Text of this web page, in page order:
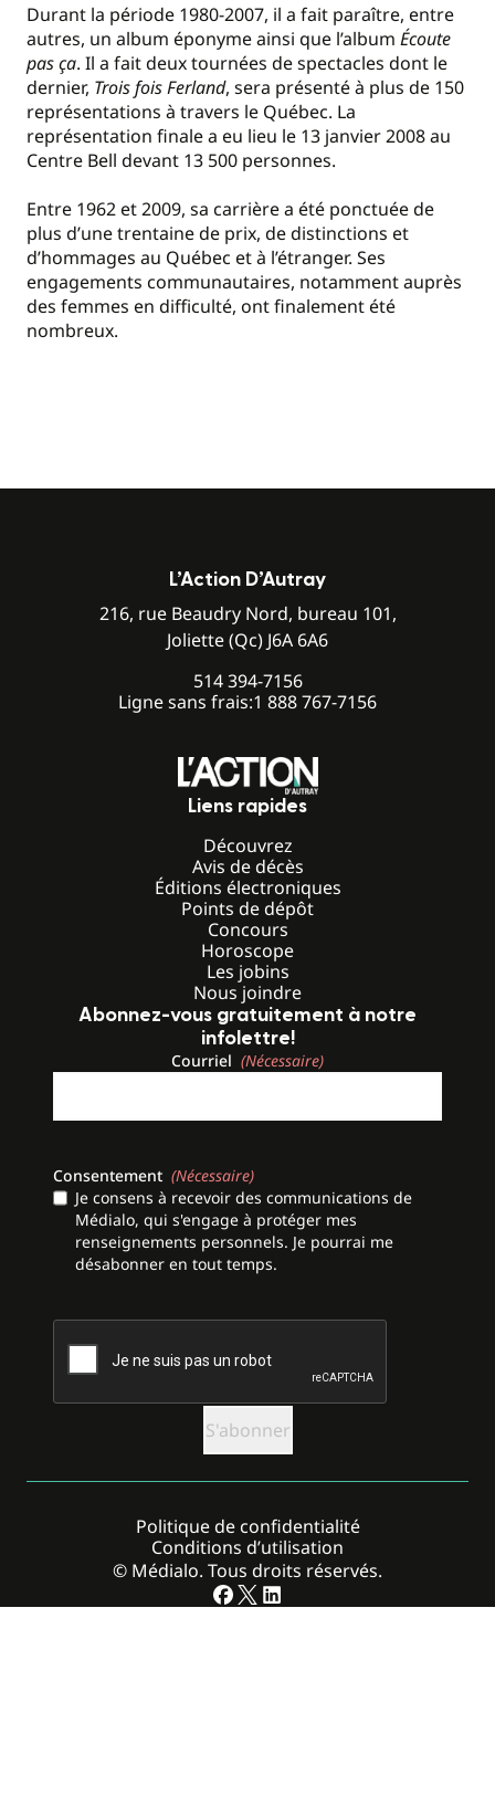
Durant la période 1980-2007, il a fait paraître, entre
autres, un album éponyme ainsi que l’album Écoute
pas ça. Il a fait deux tournées de spectacles dont le
dernier, Trois fois Ferland, sera présenté à plus de 150
représentations à travers le Québec. La
représentation finale a eu lieu le 13 janvier 2008 au
Centre Bell devant 13 500 personnes.
Entre 1962 et 2009, sa carrière a été ponctuée de
plus d’une trentaine de prix, de distinctions et
d’hommages au Québec et à l’étranger. Ses
engagements communautaires, notamment auprès
des femmes en difficulté, ont finalement été
nombreux.
L’Action D’Autray
216, rue Beaudry Nord, bureau 101,
Joliette (Qc) J6A 6A6
514 394-7156
Ligne sans frais:1 888 767-7156
Liens rapides
Découvrez
Avis de décès
Éditions électroniques
Points de dépôt
Concours
Horoscope
Les jobins
Nous joindre
Abonnez-vous gratuitement à notre
infolettre!
Courriel (Nécessaire)
Consentement (Nécessaire)
Je consens à recevoir des communications de
Médialo, qui s'engage à protéger mes
renseignements personnels. Je pourrai me
désabonner en tout temps.
© Médialo. Tous droits réservés.
Politique de confidentialité
Conditions d’utilisation